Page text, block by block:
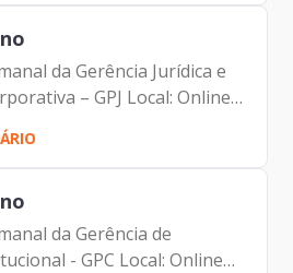
da Gerência Jurídica e
– GPJ Local: Online
de Padovan Forbes –
Tatiana Batista –
da Gerência de
- GPC Local: Online